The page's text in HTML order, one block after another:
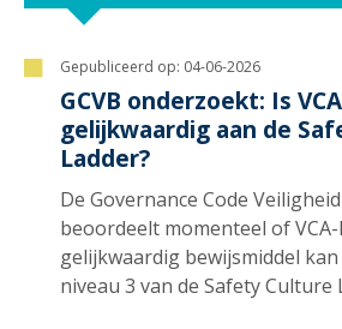
Gepubliceerd op: 04-06-2026
GCVB onderzoekt: Is
gelijkwaardig aan de
Ladder?
De Governance Code
beoordeelt momenteel of VCA-
gelijkwaardig bewijsmiddel
niveau 3 van de Safety Culture